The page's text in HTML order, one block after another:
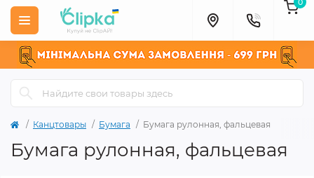
Канцтовары Бумага Бумага рулонная, фальцевая
Бумага рулонная, фальцевая